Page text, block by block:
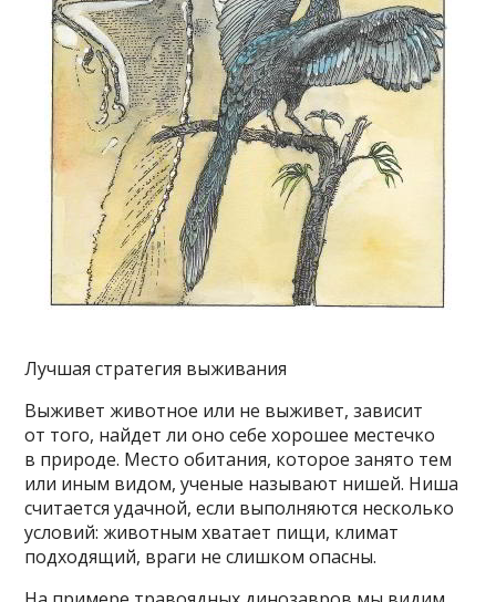
Лучшая стратегия выживания
Выживет животное или не выживет, зависит
от того, найдет ли оно себе хорошее местечко
в природе. Место обитания, которое занято тем
или иным видом, ученые называют нишей. Ниша
считается удачной, если выполняются несколько
условий: животным хватает пищи, климат
подходящий, враги не слишком опасны.